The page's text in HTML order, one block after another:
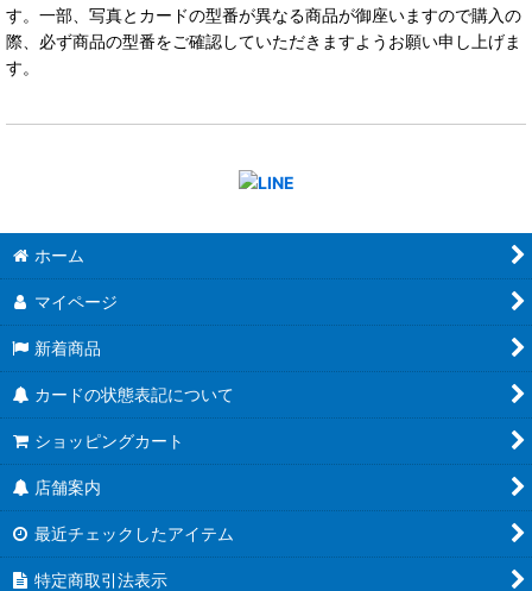
す。一部、写真とカードの型番が異なる商品が御座いますので購入の
際、必ず商品の型番をご確認していただきますようお願い申し上げま
す。
ホーム
マイページ
新着商品
カードの状態表記について
ショッピングカート
店舗案内
最近チェックしたアイテム
特定商取引法表示